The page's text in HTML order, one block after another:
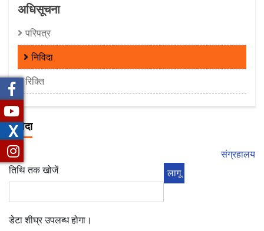
अधिसूचना
परिपत्र
निविदा
रिक्ति
निविदा
संग्रहालय
तिथि तक खोजें
डेटा शीघ्र उपलब्ध होगा।
X